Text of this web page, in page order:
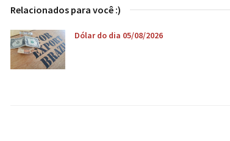
Relacionados para você :)
Dólar do dia 05/08/2026